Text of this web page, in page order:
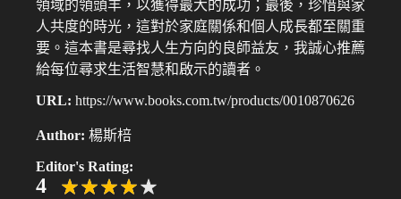
領域的領頭羊，以獲得最大的成功；最後，珍惜與家
人共度的時光，這對於家庭關係和個人成長都至關重
要。這本書是尋找人生方向的良師益友，我誠心推薦
給每位尋求生活智慧和啟示的讀者。
URL: https://www.books.com.tw/products/0010870626
Author: 楊斯棓
Editor's Rating:
4